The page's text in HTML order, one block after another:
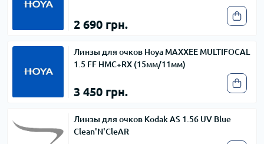
2 690 грн.
Линзы для очков Hoya MAXXEE MULTIFOCAL
1.5 FF HMC+RX (15мм/11мм)
3 450 грн.
Линзы для очков Kodak AS 1.56 UV Blue
Clean'N'CleAR